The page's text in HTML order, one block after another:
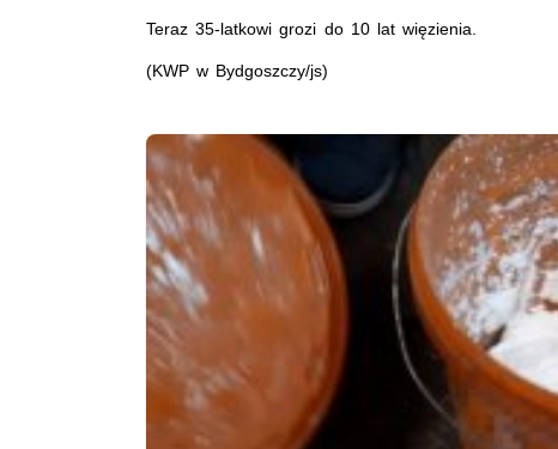
Teraz 35-latkowi grozi do 10 lat więzienia.
(KWP w Bydgoszczy/js)